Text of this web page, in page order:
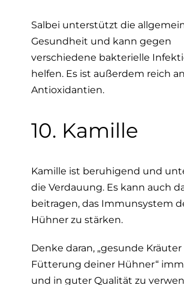
Salbei unterstützt die
Gesundheit und kann gegen
verschiedene bakterielle
helfen. Es ist außerdem reich an
Antioxidantien.
10. Kamille
Kamille ist beruhigend und
die Verdauung. Es kann auch
beitragen, das Immunsystem
Hühner zu stärken.
Denke daran, „gesunde Kräuter
Fütterung deiner Hühner“
und in guter Qualität zu